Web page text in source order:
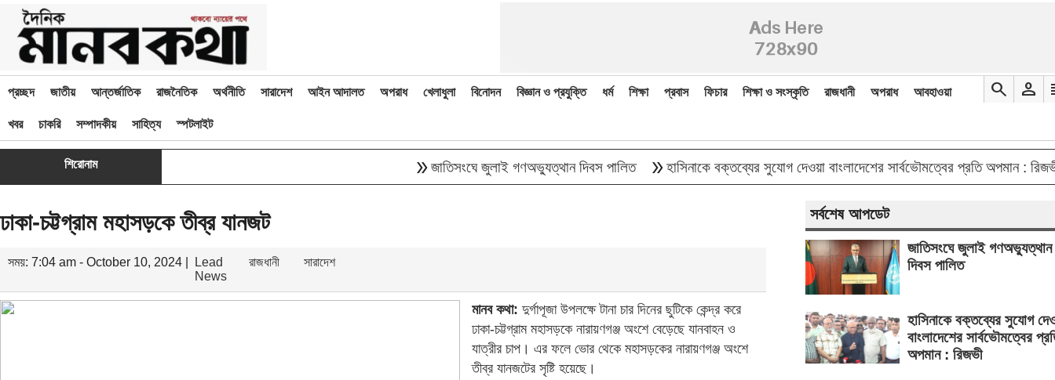
প্রচ্ছদ জাতীয় আন্তর্জাতিক রাজনৈতিক অর্থনীতি সারাদেশ আইন আদালত অপরাধ খেলাধুলা বিনোদন বিজ্ঞান ও প্রযুক্তি ধর্ম শিক্ষা প্রবাস ফিচার শিক্ষা ও সংস্কৃতি রাজধানী অপরাধ আবহাওয়া
খবর চাকরি সম্পাদকীয় সাহিত্য স্পটলাইট
search person
শিরোনাম জাতিসংঘে জুলাই গণঅভ্যুত্থান দিবস পালিত double_arrowহাসিনাকে বক্তব্যের সুযোগ দেওয়া বাংলাদেশের সার্বভৌমত্বের প্রতি অপমান : রিজভী double_arrow
ঢাকা-চট্টগ্রাম মহাসড়কে তীব্র যানজট
সময়: 7:04 am - October 10, 2024 |
Lead
News
রাজধানী সারাদেশ
মানব কথা: দুর্গাপূজা উপলক্ষে টানা চার দিনের ছুটিকে কেন্দ্র করে
ঢাকা-চট্টগ্রাম মহাসড়কে নারায়ণগঞ্জ অংশে বেড়েছে যানবাহন ও
যাত্রীর চাপ। এর ফলে ভোর থেকে মহাসড়কের নারায়ণগঞ্জ অংশে
তীব্র যানজটের সৃষ্টি হয়েছে।
সর্বশেষ আপডেট
জাতিসংঘে জুলাই গণঅভ্যুত্থান
দিবস পালিত
হাসিনাকে বক্তব্যের সুযোগ
বাংলাদেশের সার্বভৌমত্বের
অপমান : রিজভী